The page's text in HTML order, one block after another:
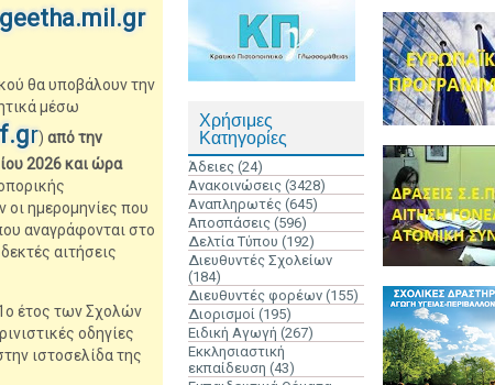
θα υποβάλουν την
μέσω
r) από την
2026 και ώρα
οι ημερομηνίες που
αναγράφονται στο
αιτήσεις
έτος των Σχολών
οδηγίες
ιστοσελίδα της
Χρήσιμες
Κατηγορίες
Άδειες (24)
Ανακοινώσεις (3428)
Αναπληρωτές (645)
Αποσπάσεις (596)
Δελτία Τύπου (192)
Διευθυντές Σχολείων
(184)
Διευθυντές φορέων (155)
Διορισμοί (195)
Ειδική Αγωγή (267)
Εκκλησιαστική
εκπαίδευση (43)